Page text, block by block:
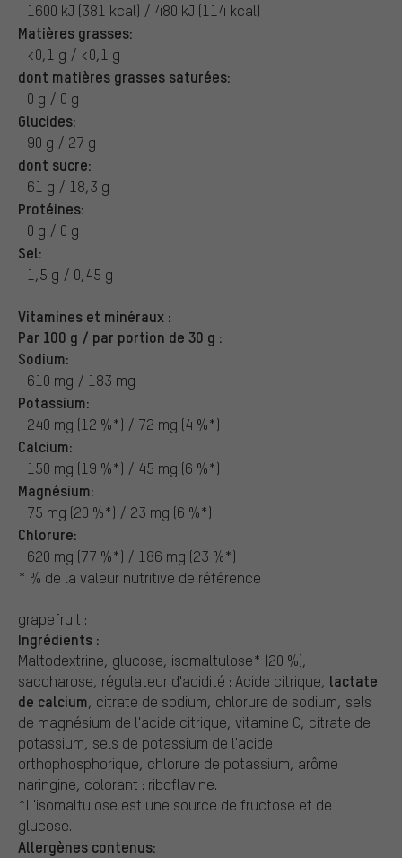
1600 kJ (381 kcal) / 480 kJ (114 kcal)
Matières grasses:
<0,1 g / <0,1 g
dont matières grasses saturées:
0 g / 0 g
Glucides:
90 g / 27 g
dont sucre:
61 g / 18,3 g
Protéines:
0 g / 0 g
Sel:
1,5 g / 0,45 g
Vitamines et minéraux :
Par 100 g / par portion de 30 g :
Sodium:
610 mg / 183 mg
Potassium:
240 mg (12 %*) / 72 mg (4 %*)
Calcium:
150 mg (19 %*) / 45 mg (6 %*)
Magnésium:
75 mg (20 %*) / 23 mg (6 %*)
Chlorure:
620 mg (77 %*) / 186 mg (23 %*)
* % de la valeur nutritive de référence
grapefruit :
Ingrédients :
Maltodextrine, glucose, isomaltulose* (20 %),
saccharose, régulateur d'acidité : Acide citrique, lactate
de calcium, citrate de sodium, chlorure de sodium, sels
de magnésium de l'acide citrique, vitamine C, citrate de
potassium, sels de potassium de l'acide
orthophosphorique, chlorure de potassium, arôme
naringine, colorant : riboflavine.
*L'isomaltulose est une source de fructose et de
glucose.
Allergènes contenus: